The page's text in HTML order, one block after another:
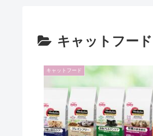
キャットフード
キャットフード